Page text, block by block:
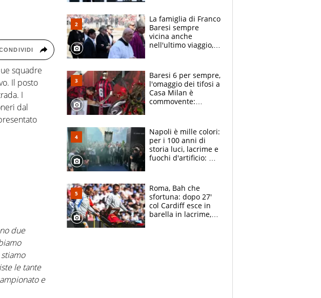
squadre
Il posto
I
dal
due
le tante
e
La famiglia di Franco
Baresi sempre
vicina anche
nell'ultimo viaggio,
circondati
dall'affetto dei tifosi
Baresi 6 per sempre,
l'omaggio dei tifosi a
Casa Milan è
commovente:
bigliettini
Napoli è mille colori:
per i 100 anni di
storia luci, lacrime e
fuochi d'artificio: De
Roma, Bah che
sfortuna: dopo 27'
col Cardiff esce in
barella in lacrime,